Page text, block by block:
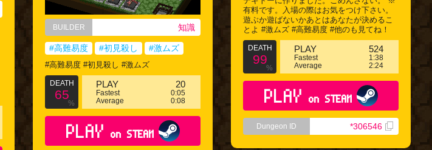
有料です。入場の際はお気をつけ下さい。
遊ぶか遊ばないかあとはあなたが決めるこ
とよ #激ムズ #高難易度 #他のも見てね！
DEATH
99
%
PLAY 524
Fastest
1:38
Average
2:24
PLAY on STEAM
Dungeon ID *306546
BUILDER 知識
#高難易度 #初見殺し #激ムズ
#高難易度 #初見殺し #激ムズ
DEATH
65
%
PLAY 20
Fastest
0:05
Average
0:08
PLAY on STEAM